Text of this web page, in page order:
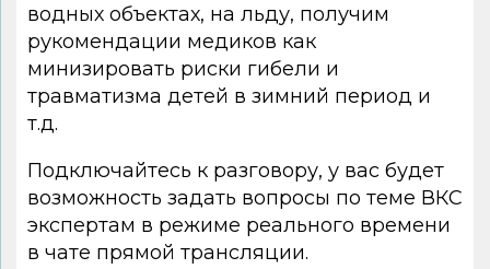
водных объектах, на льду, получим
рукомендации медиков как
минизировать риски гибели и
травматизма детей в зимний период и
т.д.
Подключайтесь к разговору, у вас будет
возможность задать вопросы по теме ВКС
экспертам в режиме реального времени
в чате прямой трансляции.